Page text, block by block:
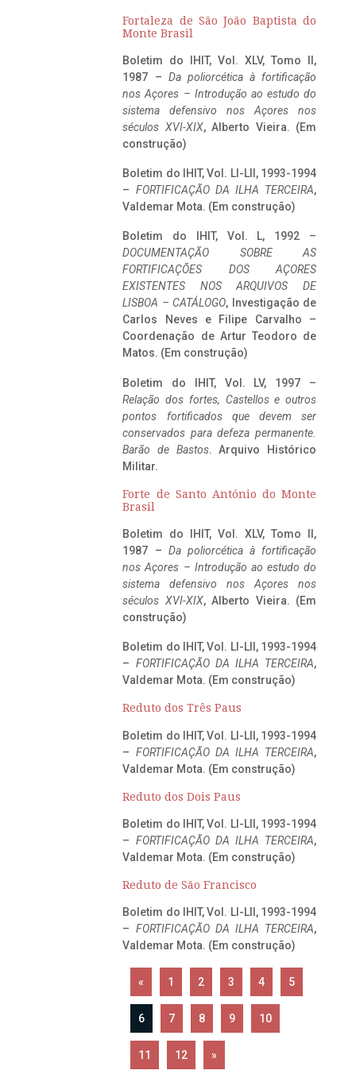
Fortaleza de São João Baptista do
Monte Brasil
Boletim do IHIT, Vol. XLV, Tomo II,
1987 – Da poliorcética à fortificação
nos Açores – Introdução ao estudo do
sistema defensivo nos Açores nos
séculos XVI-XIX, Alberto Vieira. (Em
construção)
Boletim do IHIT, Vol. LI-LII, 1993-1994
– FORTIFICAÇÃO DA ILHA TERCEIRA,
Valdemar Mota. (Em construção)
Boletim do IHIT, Vol. L, 1992 –
DOCUMENTAÇÃO SOBRE AS
FORTIFICAÇÕES DOS AÇORES
EXISTENTES NOS ARQUIVOS DE
LISBOA – CATÁLOGO, Investigação de
Carlos Neves e Filipe Carvalho –
Coordenação de Artur Teodoro de
Matos. (Em construção)
Boletim do IHIT, Vol. LV, 1997 –
Relação dos fortes, Castellos e outros
pontos fortificados que devem ser
conservados para defeza permanente.
Barão de Bastos. Arquivo Histórico
Militar.
Forte de Santo António do Monte
Brasil
Boletim do IHIT, Vol. XLV, Tomo II,
1987 – Da poliorcética à fortificação
nos Açores – Introdução ao estudo do
sistema defensivo nos Açores nos
séculos XVI-XIX, Alberto Vieira. (Em
construção)
Boletim do IHIT, Vol. LI-LII, 1993-1994
– FORTIFICAÇÃO DA ILHA TERCEIRA,
Valdemar Mota. (Em construção)
Reduto dos Três Paus
Boletim do IHIT, Vol. LI-LII, 1993-1994
– FORTIFICAÇÃO DA ILHA TERCEIRA,
Valdemar Mota. (Em construção)
Reduto dos Dois Paus
Boletim do IHIT, Vol. LI-LII, 1993-1994
– FORTIFICAÇÃO DA ILHA TERCEIRA,
Valdemar Mota. (Em construção)
Reduto de São Francisco
Boletim do IHIT, Vol. LI-LII, 1993-1994
– FORTIFICAÇÃO DA ILHA TERCEIRA,
Valdemar Mota. (Em construção)
« 1 2 3 4 5
6 7 8 9 10
11 12 »